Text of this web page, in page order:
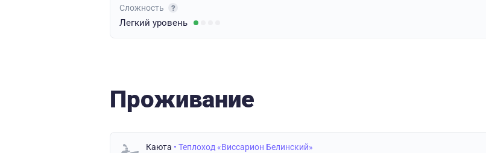
Сложность
Легкий уровень
Проживание
Каюта • Теплоход «Виссарион Белинский»